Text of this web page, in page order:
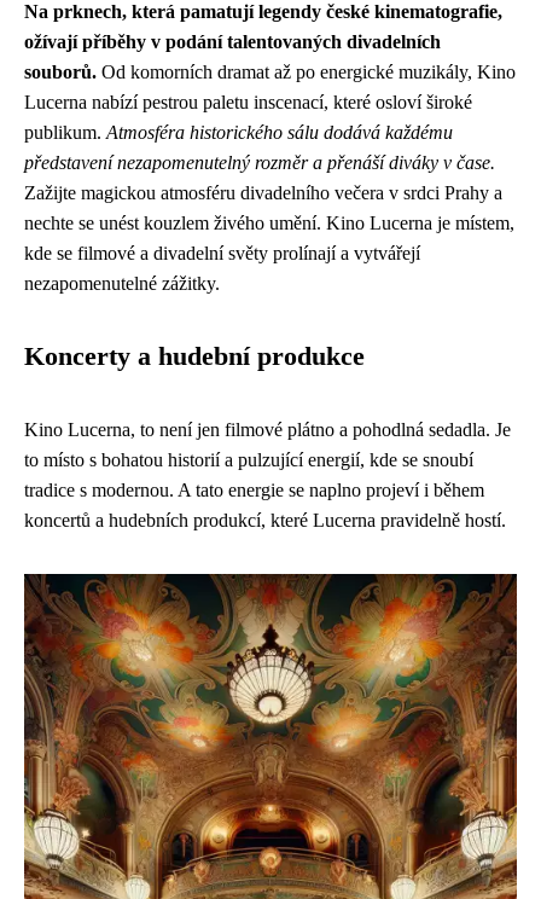
Na prknech, která pamatují legendy české kinematografie,
ožívají příběhy v podání talentovaných divadelních
souborů. Od komorních dramat až po energické muzikály, Kino
Lucerna nabízí pestrou paletu inscenací, které osloví široké
publikum. Atmosféra historického sálu dodává každému
představení nezapomenutelný rozměr a přenáší diváky v čase.
Zažijte magickou atmosféru divadelního večera v srdci Prahy a
nechte se unést kouzlem živého umění. Kino Lucerna je místem,
kde se filmové a divadelní světy prolínají a vytvářejí
nezapomenutelné zážitky.
Koncerty a hudební produkce
Kino Lucerna, to není jen filmové plátno a pohodlná sedadla. Je
to místo s bohatou historií a pulzující energií, kde se snoubí
tradice s modernou. A tato energie se naplno projeví i během
koncertů a hudebních produkcí, které Lucerna pravidelně hostí.